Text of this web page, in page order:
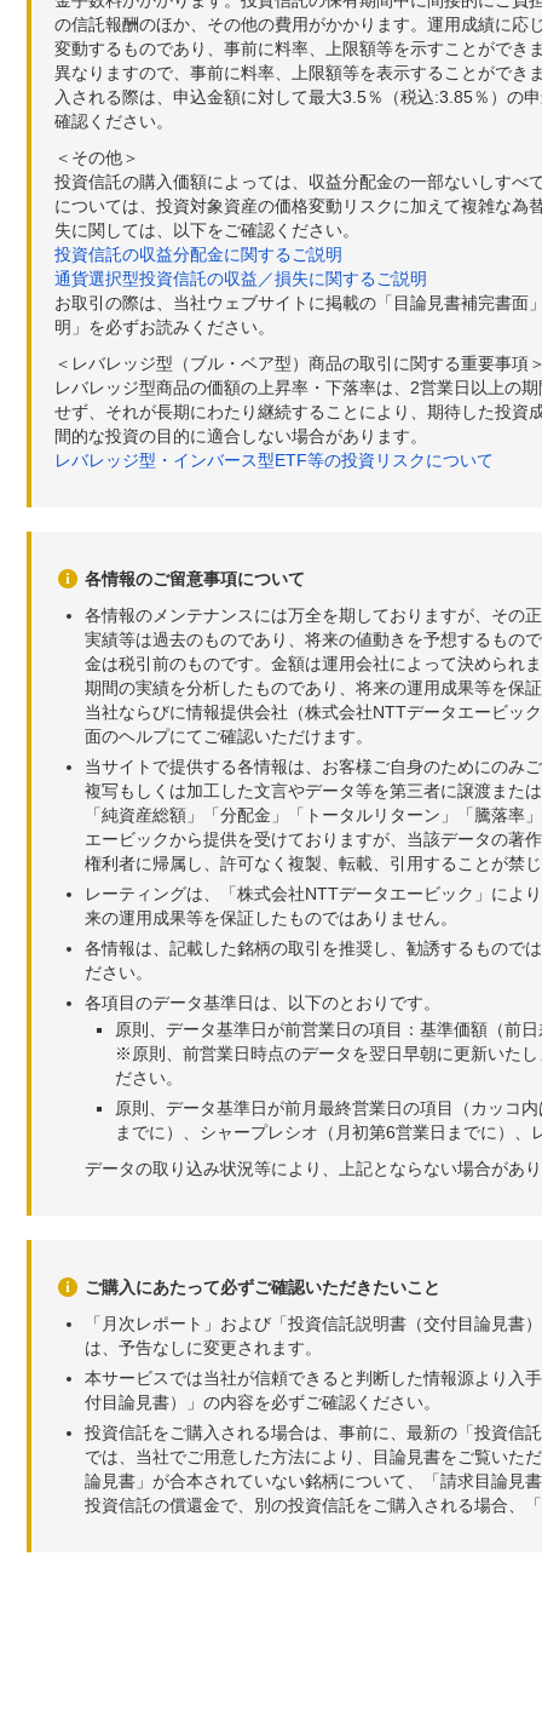
の信託報酬のほか、その他の費用がかかります。運用成績に
変動するものであり、事前に料率、上限額等を示すことがで
異なりますので、事前に料率、上限額等を表示することがで
入される際は、申込金額に対して最大3.5％（税込:3.85％）の
確認ください。
＜その他＞
投資信託の購入価額によっては、収益分配金の一部ないしす
については、投資対象資産の価格変動リスクに加えて複雑な
失に関しては、以下をご確認ください。
投資信託の収益分配金に関するご説明
通貨選択型投資信託の収益／損失に関するご説明
お取引の際は、当社ウェブサイトに掲載の「目論見書補完書
明」を必ずお読みください。
＜レバレッジ型（ブル・ベア型）商品の取引に関する重要事項
レバレッジ型商品の価額の上昇率・下落率は、2営業日以上の
せず、それが長期にわたり継続することにより、期待した投
間的な投資の目的に適合しない場合があります。
レバレッジ型・インバース型ETF等の投資リスクについて
各情報のご留意事項について
各情報のメンテナンスには万全を期しておりますが、その
実績等は過去のものであり、将来の値動きを予想するもの
金は税引前のものです。金額は運用会社によって決められ
期間の実績を分析したものであり、将来の運用成果等を保
当社ならびに情報提供会社（株式会社NTTデータエービッ
面のヘルプにてご確認いただけます。
当サイトで提供する各情報は、お客様ご自身のためにのみ
複写もしくは加工した文言やデータ等を第三者に譲渡また
「純資産総額」「分配金」「トータルリターン」「騰落
エービックから提供を受けておりますが、当該データの著
権利者に帰属し、許可なく複製、転載、引用することが禁
レーティングは、「株式会社NTTデータエービック」によ
来の運用成果等を保証したものではありません。
各情報は、記載した銘柄の取引を推奨し、勧誘するもので
ださい。
各項目のデータ基準日は、以下のとおりです。
原則、データ基準日が前営業日の項目：基準価額（前
※原則、前営業日時点のデータを翌日早朝に更新いた
ださい。
原則、データ基準日が前月最終営業日の項目（カッコ
までに）、シャープレシオ（月初第6営業日までに）
データの取り込み状況等により、上記とならない場合があ
ご購入にあたって必ずご確認いただきたいこと
「月次レポート」および「投資信託説明書（交付目論見
は、予告なしに変更されます。
本サービスでは当社が信頼できると判断した情報源より入
付目論見書）」の内容を必ずご確認ください。
投資信託をご購入される場合は、事前に、最新の「投資信
では、当社でご用意した方法により、目論見書をご覧いた
論見書」が合本されていない銘柄について、「請求目論見
投資信託の償還金で、別の投資信託をご購入される場合、